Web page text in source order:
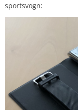
sportsvogn: